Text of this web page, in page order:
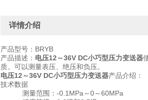
详情介绍
产品型号：BRYB
产品描述： 电压12～36V DC小巧型压力变送器
质。可以测量表压、绝压和负压。
电压12～36V DC小巧型压力变送器产品介绍：
技术数据
测量范围：-0.1MPa～0～60MPa